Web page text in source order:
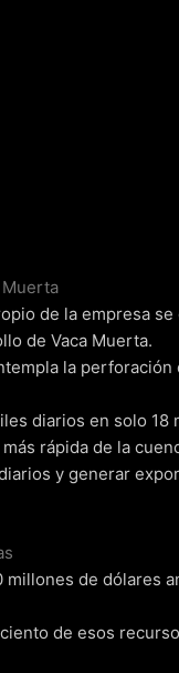
Muerta
de la empresa
de Vaca Muerta.
la perforación
diarios en solo 18
rápida de la
y generar
de dólares
de esos